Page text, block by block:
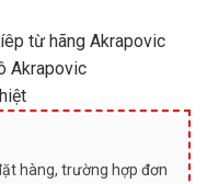
từ hãng Akrapovic
Akrapovic
hàng, trường hợp đơn